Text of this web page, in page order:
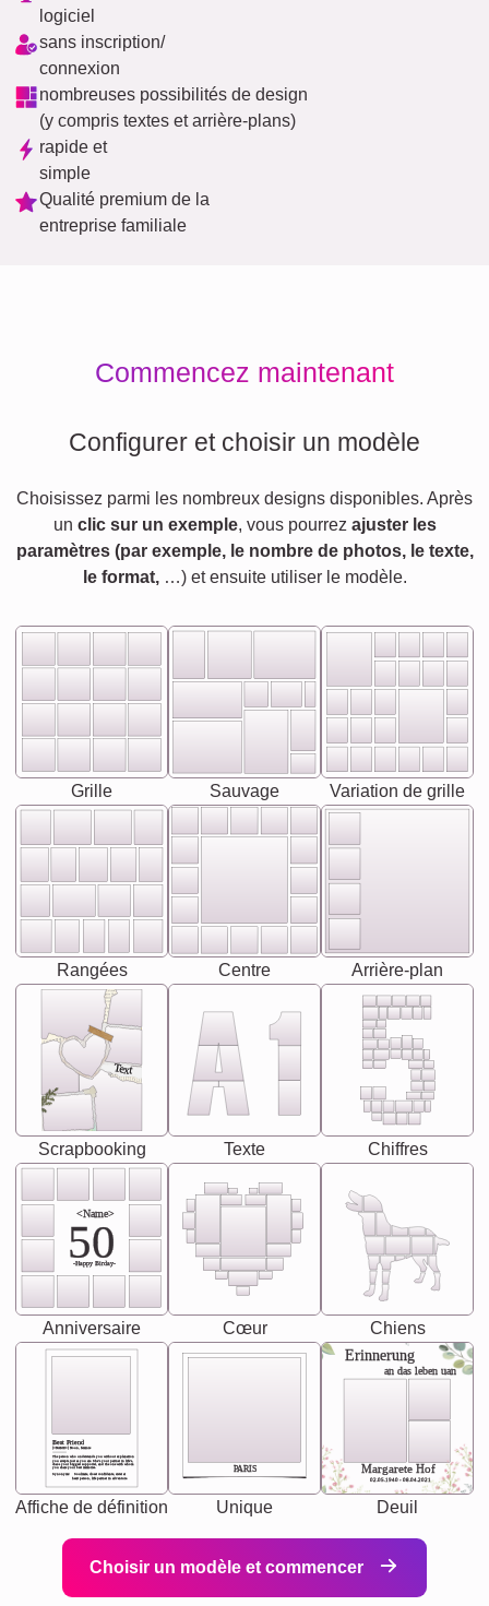
logiciel
sans inscription/
connexion
nombreuses possibilités de design
(y compris textes et arrière-plans)
rapide et
simple
Qualité premium de la
entreprise familiale
Commencez maintenant
Configurer et choisir un modèle
Choisissez parmi les nombreux designs disponibles. Après
un clic sur un exemple, vous pourrez ajuster les
paramètres (par exemple, le nombre de photos, le texte,
le format,…) et ensuite utiliser le modèle.
Grille Sauvage Variation de grille
Rangées Centre Arrière-plan
Text
Scrapbooking Texte Chiffres
<Name>
50
-Happy Birday-
Anniversaire Cœur Chiens
Best Friend
[<NAME>] Noun, feminie
Synonyms: Soulmate, closet confidante, sister at
heart person, life partner in adventure.
The person who understands you without explanation
you accepts just as you are. She's your partner in life's,
chaos your biggest supporter, and the one with whom
you share your best memories.
Affiche de définition
PARIS
Unique
Erinnerung
an das leben uan
Margarete Hof
02.05.1940 - 08.04.2021
Deuil
Choisir un modèle et commencer